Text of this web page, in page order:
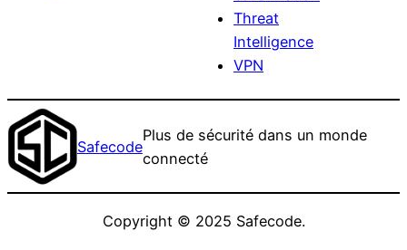
Threat
Intelligence
VPN
Safecode
Plus de sécurité dans un monde
connecté
Copyright © 2025 Safecode.